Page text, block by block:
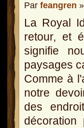
Par feangren
La Royal
retour, et
signifie
paysages
Comme à
notre
des
décoration